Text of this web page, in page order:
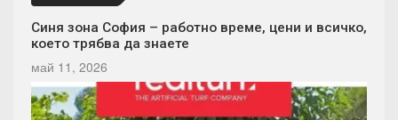
Синя зона София – работно време, цени и всичко,
което трябва да знаете
май 11, 2026